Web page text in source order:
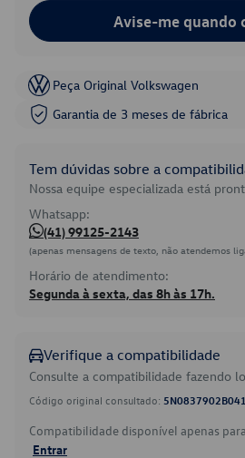
Avise-me quando
Peça Original Volkswagen
Garantia de 3 meses de fábrica
Tem dúvidas sobre a
Nossa equipe especializada está
Whatsapp:
(41) 99125-2143
(apenas mensagens de texto, não atendemos
Horário de atendimento:
Segunda à sexta, das 8h às 17h.
Verifique a compatibilidade
Consulte a compatibilidade fazendo
Código original consultado: 5N0837902B041
Compatibilidade disponível apenas
Entrar